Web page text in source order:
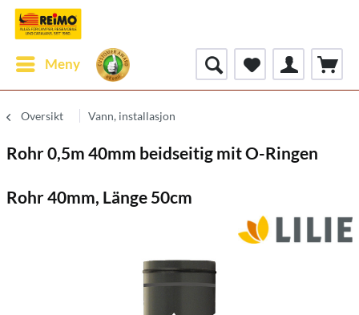
Meny
Oversikt Vann, installasjon
Rohr 0,5m 40mm beidseitig mit O-Ringen
Rohr 40mm, Länge 50cm